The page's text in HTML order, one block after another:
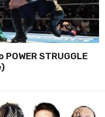
STRUGGLE